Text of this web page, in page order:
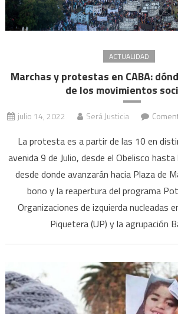
ACTUALIDAD
Marchas y protestas en CABA:
de los movimientos
julio 14, 2022 Será Justicia
La protesta es a partir de las 10 en
avenida 9 de Julio, desde el Obelisco
desde donde avanzarán hacia Plaza de
bono y la reapertura del programa
Organizaciones de izquierda nucleadas
Piquetera (UP) y la agrupación